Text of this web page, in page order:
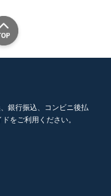
銀行振込、コンビニ後払
をご利用ください。